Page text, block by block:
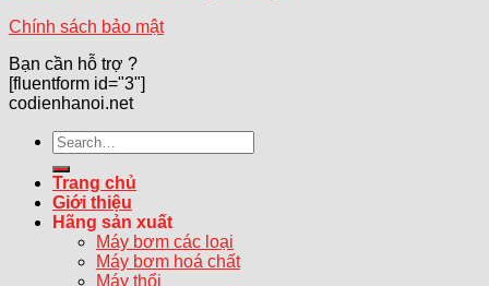
Chính sách bảo mật
Bạn cần hỗ trợ ?
[fluentform id="3"]
codienhanoi.net
Search
for:
Trang chủ
Giới thiệu
Hãng sản xuất
Máy bơm các loại
Máy bơm hoá chất
Máy thổi